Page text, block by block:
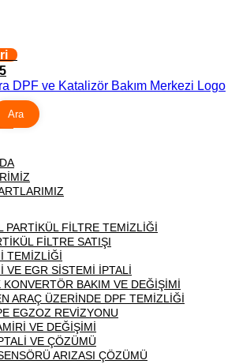
Ara
PARTİKÜL FİLTRE TEMİZLİĞİ
FİLTRE SATIŞI
TEMİZLİĞİ
VE EGR SİSTEMİ İPTALİ
KONVERTÖR BAKIM VE DEĞİŞİMİ
ARAÇ ÜZERİNDE DPF TEMİZLİĞİ
EGZOZ REVİZYONU
VE DEĞİŞİMİ
VE ÇÖZÜMÜ
ARIZASI ÇÖZÜMÜ